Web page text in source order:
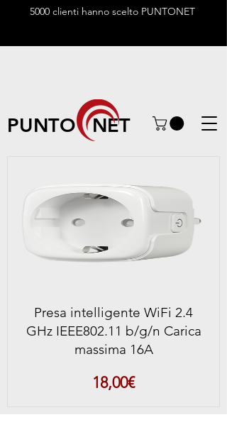
5000 clienti hanno scelto PUNTONET
PUNTO NET
Presa intelligente WiFi 2.4
GHz IEEE802.11 b/g/n Carica
massima 16A
18,00€Prezzo